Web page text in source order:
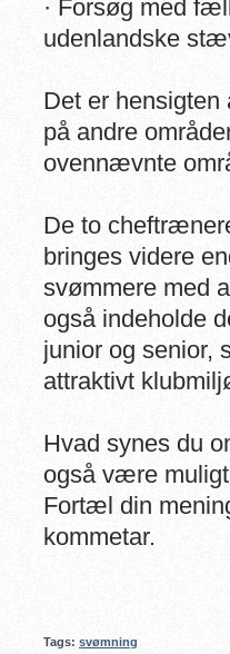
· Forsøg med
udenlandske
Det er hensigten
på andre
ovennævnte
De to
bringes videre
svømmere med
også indeholde
junior og senior,
attraktivt
Hvad synes du
også være
Fortæl din
kommetar.
Tags: svømning